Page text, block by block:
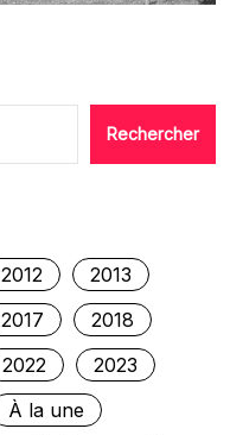
Rechercher
2012
2013
2017
2018
2022
2023
À la une